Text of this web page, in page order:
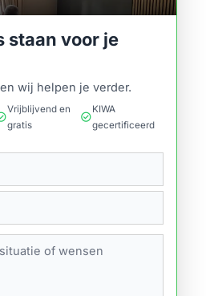
staan voor je
wij helpen je verder.
Vrijblijvend en
gratis
check_circle
KIWA
gecertificeerd